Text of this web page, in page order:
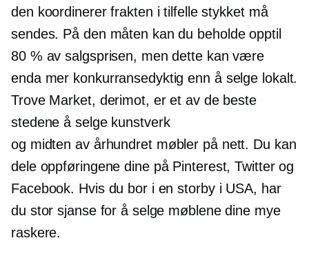
den koordinerer frakten i tilfelle stykket må
sendes. På den måten kan du beholde opptil
80 % av salgsprisen, men dette kan være
enda mer konkurransedyktig enn å selge lokalt.
Trove Market, derimot, er et av de beste
stedene å selge kunstverk
og midten av århundretmøbler på nett. Du kan
dele oppføringene dine på Pinterest, Twitter og
Facebook. Hvis du bor i en storby i USA, har
du stor sjanse for å selge møblene dine mye
raskere.